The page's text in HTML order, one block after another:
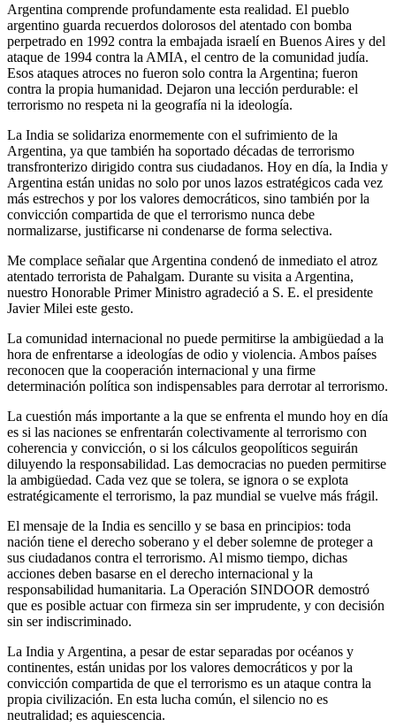
Argentina comprende profundamente esta realidad. El pueblo
argentino guarda recuerdos dolorosos del atentado con bomba
perpetrado en 1992 contra la embajada israelí en Buenos Aires y del
ataque de 1994 contra la AMIA, el centro de la comunidad judía.
Esos ataques atroces no fueron solo contra la Argentina; fueron
contra la propia humanidad. Dejaron una lección perdurable: el
terrorismo no respeta ni la geografía ni la ideología.
La India se solidariza enormemente con el sufrimiento de la
Argentina, ya que también ha soportado décadas de terrorismo
transfronterizo dirigido contra sus ciudadanos. Hoy en día, la India y
Argentina están unidas no solo por unos lazos estratégicos cada vez
más estrechos y por los valores democráticos, sino también por la
convicción compartida de que el terrorismo nunca debe
normalizarse, justificarse ni condenarse de forma selectiva.
Me complace señalar que Argentina condenó de inmediato el atroz
atentado terrorista de Pahalgam. Durante su visita a Argentina,
nuestro Honorable Primer Ministro agradeció a S. E. el presidente
Javier Milei este gesto.
La comunidad internacional no puede permitirse la ambigüedad a la
hora de enfrentarse a ideologías de odio y violencia. Ambos países
reconocen que la cooperación internacional y una firme
determinación política son indispensables para derrotar al terrorismo.
La cuestión más importante a la que se enfrenta el mundo hoy en día
es si las naciones se enfrentarán colectivamente al terrorismo con
coherencia y convicción, o si los cálculos geopolíticos seguirán
diluyendo la responsabilidad. Las democracias no pueden permitirse
la ambigüedad. Cada vez que se tolera, se ignora o se explota
estratégicamente el terrorismo, la paz mundial se vuelve más frágil.
El mensaje de la India es sencillo y se basa en principios: toda
nación tiene el derecho soberano y el deber solemne de proteger a
sus ciudadanos contra el terrorismo. Al mismo tiempo, dichas
acciones deben basarse en el derecho internacional y la
responsabilidad humanitaria. La Operación SINDOOR demostró
que es posible actuar con firmeza sin ser imprudente, y con decisión
sin ser indiscriminado.
La India y Argentina, a pesar de estar separadas por océanos y
continentes, están unidas por los valores democráticos y por la
convicción compartida de que el terrorismo es un ataque contra la
propia civilización. En esta lucha común, el silencio no es
neutralidad; es aquiescencia.